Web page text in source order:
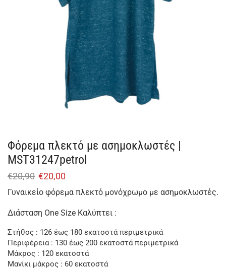
Φόρεμα πλεκτό με ασημοκλωστές |
MST31247petrol
€20,90 €20,00
Γυναικείο φόρεμα πλεκτό μονόχρωμο με ασημοκλωστές.
Διάσταση One Size Καλύπτει :
Στήθος : 126 έως 180 εκατοστά περιμετρικά
Περιφέρεια : 130 έως 200 εκατοστά περιμετρικά
Μάκρος : 120 εκατοστά
Μανίκι μάκρος : 60 εκατοστά